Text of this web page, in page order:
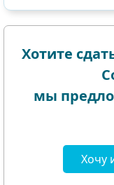
Хотите
мы
Хочу